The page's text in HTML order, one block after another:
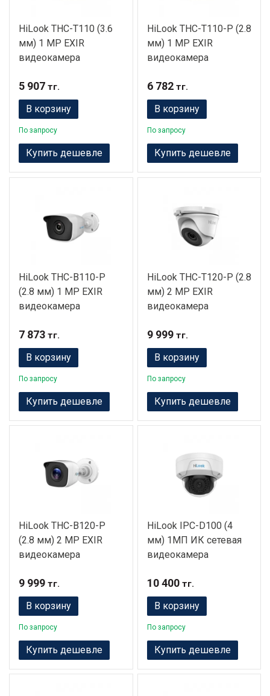
HiLook THC-T110 (3.6
мм) 1 MP EXIR
видеокамера
5 907 тг.
В корзину
По запросу
Купить дешевле
HiLook THC-T110-P (2.8
мм) 1 MP EXIR
видеокамера
6 782тг.
В корзину
По запросу
Купить дешевле
HiLook THC-B110-P
(2.8 мм) 1 MP EXIR
видеокамера
7 873 тг.
В корзину
По запросу
Купить дешевле
HiLook THC-T120-P (2.8
мм) 2 MP EXIR
видеокамера
9 999тг.
В корзину
По запросу
Купить дешевле
HiLook THC-B120-P
(2.8 мм) 2 MP EXIR
видеокамера
9 999 тг.
В корзину
По запросу
Купить дешевле
HiLook IPC-D100 (4
мм) 1МП ИК сетевая
видеокамера
10 400тг.
В корзину
По запросу
Купить дешевле